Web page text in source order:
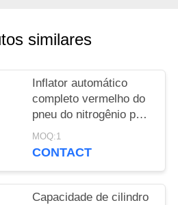
similares
Inflator automático
completo vermelho do
pneu do nitrogênio para
os carros e o Mini Bus
X730
MOQ:1
CONTACT
Capacidade de cilindro